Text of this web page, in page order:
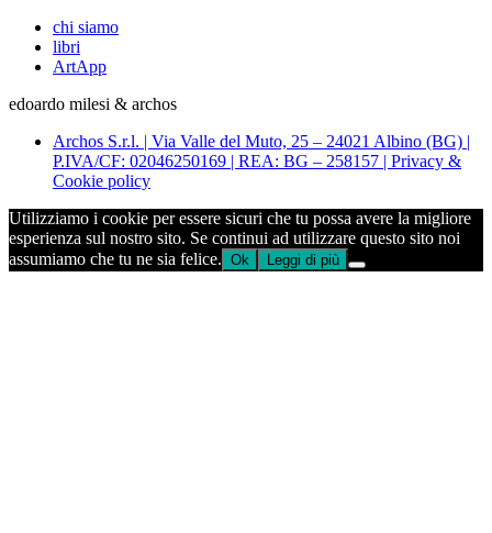
chi siamo
libri
ArtApp
edoardo milesi & archos
Archos S.r.l. | Via Valle del Muto, 25 – 24021 Albino (BG) |
P.IVA/CF: 02046250169 | REA: BG – 258157 | Privacy &
Cookie policy
Utilizziamo i cookie per essere sicuri che tu possa avere la migliore
esperienza sul nostro sito. Se continui ad utilizzare questo sito noi
assumiamo che tu ne sia felice. Ok Leggi di più